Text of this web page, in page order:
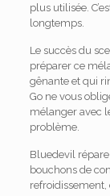
plus utilisée.
longtemps.
Le succès du
préparer ce
gênante et qui
Go ne vous
mélanger avec
problème.
Bluedevil
bouchons de
refroidissement,